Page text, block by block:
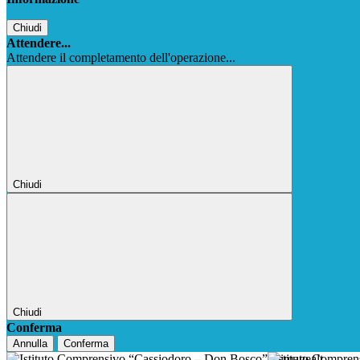
Chiudi
Attendere...
Attendere il completamento dell'operazione...
Chiudi
Chiudi
Conferma
Annulla Conferma